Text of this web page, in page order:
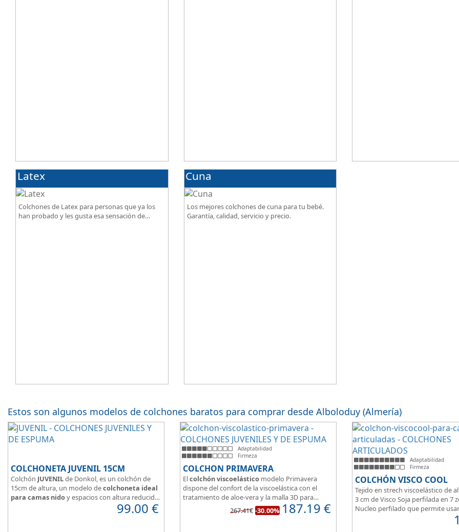
Latex
Colchones de Latex para personas que ya los
han probado y les gusta esa sensación de
Cuna
Los mejores colchones de cuna para tu bebé.
Garantía, calidad, servicio y precio.
Estos son algunos modelos de colchones baratos para comprar desde Alboloduy (Almería)
COLCHONETA JUVENIL 15CM
Colchón JUVENILde Donkol, es un colchón de
15cm de altura, un modelo decolchoneta ideal
para camas nidoy espacios con altura reducida.
núcleo de espuma de alta densidad HR .
colchones baratos
99.00 €
Adaptabilidad
Firmeza
COLCHON PRIMAVERA
Elcolchón viscoelástico modelo Primavera
dispone del confort de la viscoelástica con el
tratamiento de aloe-vera y la malla 3D para
facilitar la transpiración.
Según medida del colchón estamos hablando
267.41€ -30.00% 187.19 €
Adaptabilidad
Firmeza
COLCHÓN VISCO COOL
Tejido en strech viscoelástico de
3 cm de Visco Soja perfilada en 7
Nucleo perfilado que permite